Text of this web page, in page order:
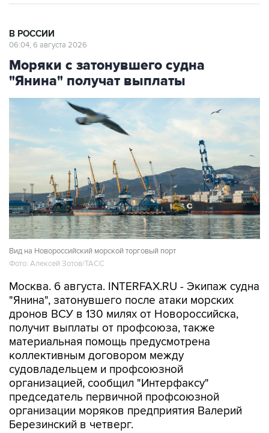
В РОССИИ
06:04, 6 августа 2026
Моряки с затонувшего судна
"Янина" получат выплаты
Вид на Новороссийский морской торговый порт
Фото: Алексей Зотов/ТАСС
Москва. 6 августа. INTERFAX.RU - Экипаж судна
"Янина", затонувшего после атаки морских
дронов ВСУ в 130 милях от Новороссийска,
получит выплаты от профсоюза, также
материальная помощь предусмотрена
коллективным договором между
судовладельцем и профсоюзной
организацией, сообщил "Интерфаксу"
председатель первичной профсоюзной
организации моряков предприятия Валерий
Березинский в четверг.